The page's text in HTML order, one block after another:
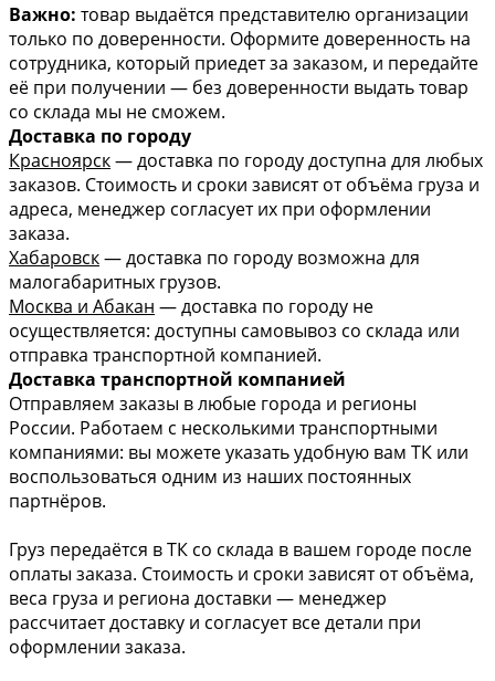
Важно: товар выдаётся представителю организации
только по доверенности. Оформите доверенность на
сотрудника, который приедет за заказом, и передайте
её при получении — без доверенности выдать товар
со склада мы не сможем.
Доставка по городу
Красноярск— доставка по городу доступна для любых
заказов. Стоимость и сроки зависят от объёма груза и
адреса, менеджер согласует их при оформлении
заказа.
Хабаровск— доставка по городу возможна для
малогабаритных грузов.
Москва и Абакан — доставка по городу не
осуществляется: доступны самовывоз со склада или
отправка транспортной компанией.
Доставка транспортной компанией
Отправляем заказы в любые города и регионы
России. Работаем с несколькими транспортными
компаниями: вы можете указать удобную вам ТК или
воспользоваться одним из наших постоянных
партнёров.
Груз передаётся в ТК со склада в вашем городе после
оплаты заказа. Стоимость и сроки зависят от объёма,
веса груза и региона доставки — менеджер
рассчитает доставку и согласует все детали при
оформлении заказа.